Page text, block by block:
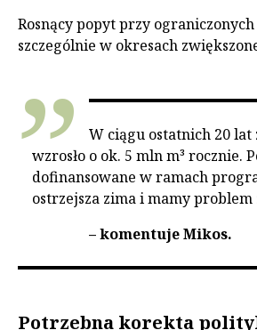
Rosnący popyt przy
szczególnie w okresach
W ciągu ostatnich 20
wzrosło o ok. 5 mln m³ rocznie.
dofinansowane w ramach
ostrzejsza zima i mamy problem
– komentuje Mikos.
Potrzebna korekta